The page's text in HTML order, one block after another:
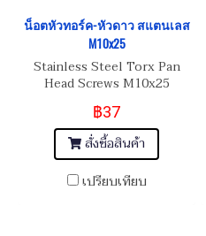
น็อตหัวทอร์ค-หัวดาว สแตนเลส
M10x25
Stainless Steel Torx Pan
Head Screws M10x25
฿37
สั่งซื้อสินค้า
เปรียบเทียบ